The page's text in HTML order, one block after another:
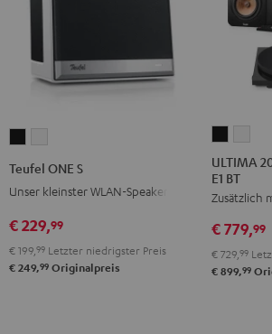
ONE
Teufel ONE S
Unser kleinster WLAN-Speaker
€ 229,99
€ 199,99 Letzter niedrigster Preis
€ 249,99 Originalpreis
20
KOMBO
2
+
Ject
20
2
+
Ject
ULTIMA
E1 BT
Zusätzlich
€ 779,99
€ 729, 99
€ 899,99